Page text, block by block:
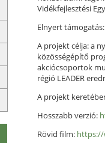
Vidékfejlesztési
Elnyert
A projekt célja: a
közösségépítő
akciócsoportok
régió LEADER
A projekt
Hosszabb verzió:
Rövid film: https://